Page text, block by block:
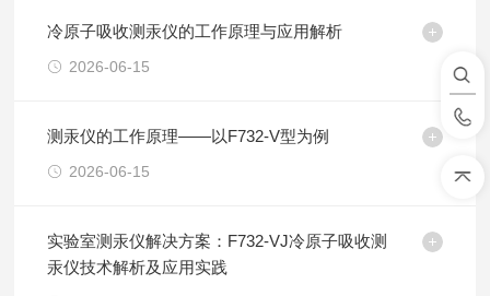
冷原子吸收测汞仪的工作原理与应用解析
2026-06-15
测汞仪的工作原理——以F732-V型为例
2026-06-15
实验室测汞仪解决方案：F732-VJ冷原子吸收测
汞仪技术解析及应用实践